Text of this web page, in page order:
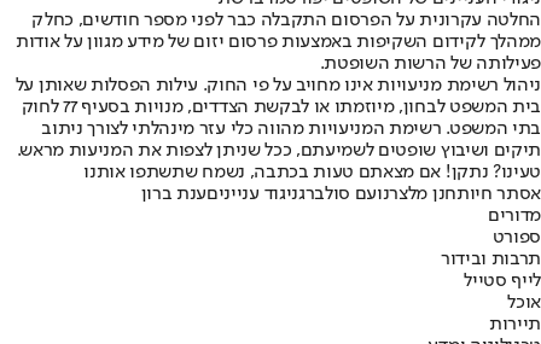
החלטה עקרונית על הפרסום התקבלה כבר לפני מספר חודשים, כחלק
ממהלך לקידום השקיפות באמצעות פרסום יזום של מידע מגוון על אודות
פעילותה של הרשות השופטת.
ניהול רשימת מניעויות אינו מחויב על פי החוק. עילות הפסלות שאותן על
בית המשפט לבחון, מיוזמתו או לבקשת הצדדים, מנויות בסעיף 77 לחוק
בתי המשפט. רשימת המניעויות מהווה כלי עזר מינהלתי לצורך ניתוב
תיקים ושיבוץ שופטים לשמיעתם, ככל שניתן לצפות את המניעות מראש.
טעינו? נתקן! אם מצאתם טעות בכתבה, נשמח שתשתפו אותנו
אסתר חיותחנן מלצרנועם סולברגניגוד ענייניםענת ברון
מדורים
ספורט
תרבות ובידור
לייף סטייל
אוכל
תיירות